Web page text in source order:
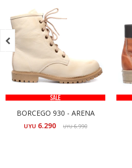
BORCEGO 930 - ARENA
UYU 6.290 UYU6.990
